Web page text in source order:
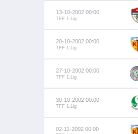
13-10-2002 00:00
TFF 1.Lig
20-10-2002 00:00
TFF 1.Lig
27-10-2002 00:00
TFF 1.Lig
30-10-2002 00:00
TFF 1.Lig
02-11-2002 00:00